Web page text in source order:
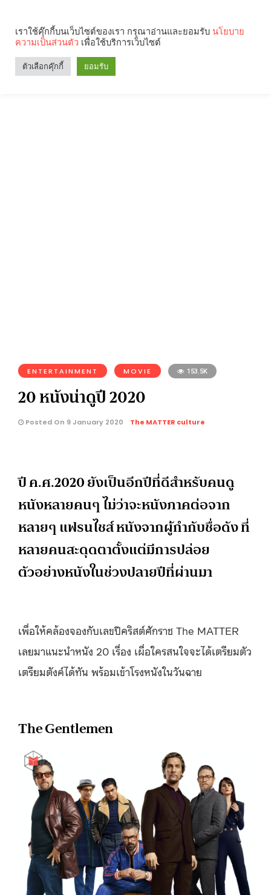
ENTERTAINMENT MOVIE 153.5K
20 หนังน่าดูปี 2020
Posted On 9 January 2020 The MATTER culture
ปี ค.ศ.2020 ยังเป็นอีกปีที่ดีสำหรับคนดู
หนังหลายคนๆ ไม่ว่าจะหนังภาคต่อจาก
หลายๆ แฟรนไชส์ หนังจากผู้กำกับชื่อดัง ที่
หลายคนสะดุดตาตั้งแต่มีการปล่อย
ตัวอย่างหนังในช่วงปลายปีที่ผ่านมา
เพื่อให้คล้องจองกับเลขปีคริสต์ศักราช The MATTER
เลยมาแนะนำหนัง 20 เรื่อง เผื่อใครสนใจจะได้เตรียมตัว
เตรียมตังค์ได้ทัน พร้อมเข้าโรงหนังในวันฉาย
The Gentlemen
เราใช้คุ๊กกี้บนเว็บไซต์ของเรา กรุณาอ่านและยอมรับ นโยบาย
ความเป็นส่วนตัว เพื่อใช้บริการเว็บไซต์
ตัวเลือกคุ๊กกี้ ยอมรับ